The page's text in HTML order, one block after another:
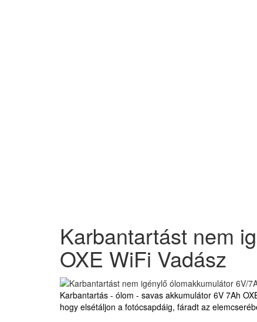
Karbantartást nem
OXE WiFi Vadász
Karbantartás - ólom - savas akkumulátor 6V 7Ah
hogy elsétáljon a fotócsapdáig, fáradt az